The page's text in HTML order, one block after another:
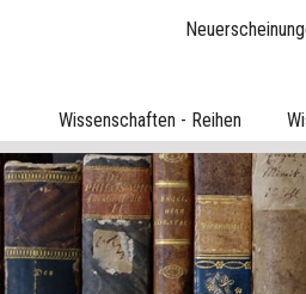
Wissenschaften - Reihen